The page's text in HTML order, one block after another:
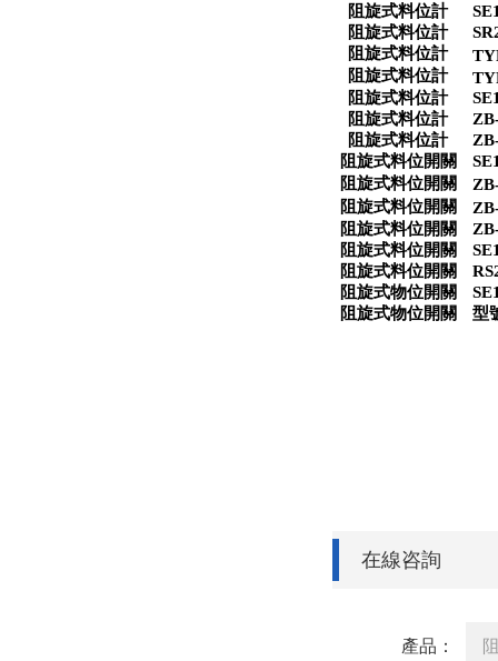
阻旋式料位計
阻旋式料位計
阻旋式料位計
阻旋式料位計
阻旋式料位計
阻旋式料位計
阻旋式料位計
阻旋式料位開關
阻旋式料位開關
阻旋式料位開關
阻旋式料位開關
阻旋式料位開關
阻旋式料位開關
阻旋式物位開關
阻旋式物位開關
型
在線咨詢
產品：